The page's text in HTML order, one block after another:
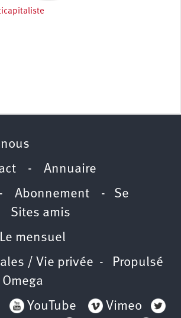
- Annuaire
- Abonnement - Se
Sites amis
Le mensuel
/ Vie privée - Propulsé
Omega
YouTube Vimeo